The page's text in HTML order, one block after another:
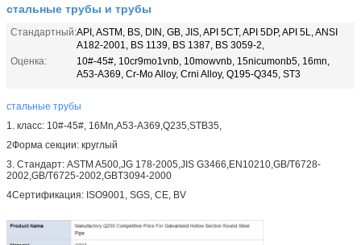
стальные трубы и трубы
Стандартный:API, ASTM, BS, DIN, GB, JIS, API 5CT, API 5DP, API 5L, ANSI
A182-2001, BS 1139, BS 1387, BS 3059-2,
Оценка:
10#-45#, 10cr9mo1vnb, 10mowvnb, 15nicumonb5, 16mn,
A53-A369, Cr-Mo Alloy, Crni Alloy, Q195-Q345, ST3
стальные трубы
1. класс: 10#-45#, 16Mn,A53-A369,Q235,STB35,
2Форма секции: круглый
3. Стандарт: ASTM A500,JG 178-2005,JIS G3466,EN10210,GB/T6728-
2002,GB/T6725-2002,GBT3094-2000
4Сертификация: ISO9001, SGS, CE, BV